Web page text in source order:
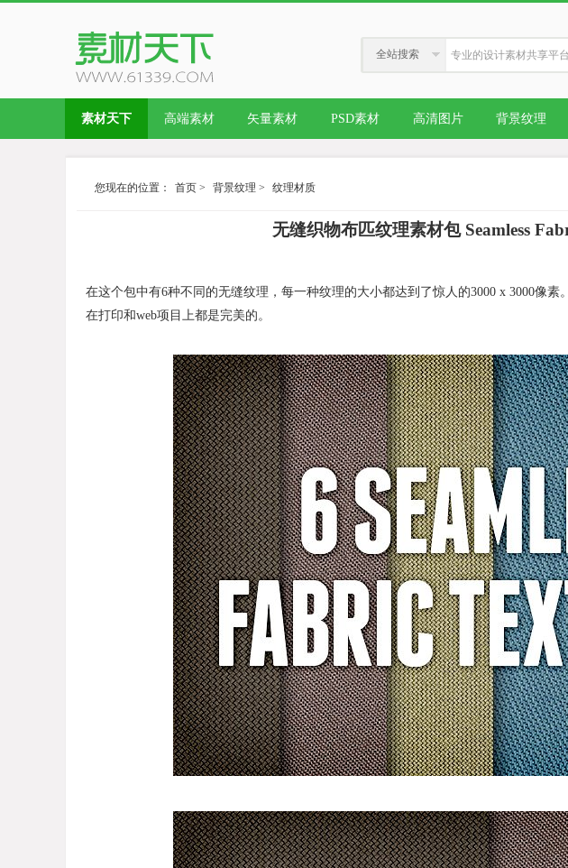
全站搜索
素材天下 高端素材 矢量素材 PSD素材 高清图片 背景纹理
您现在的位置： 首页 > 背景纹理 > 纹理材质
无缝织物布匹纹理素材包 Seamless
在这个包中有6种不同的无缝纹理，每一种纹理的大小都达到了惊人的3000 x 3000像
在打印和web项目上都是完美的。